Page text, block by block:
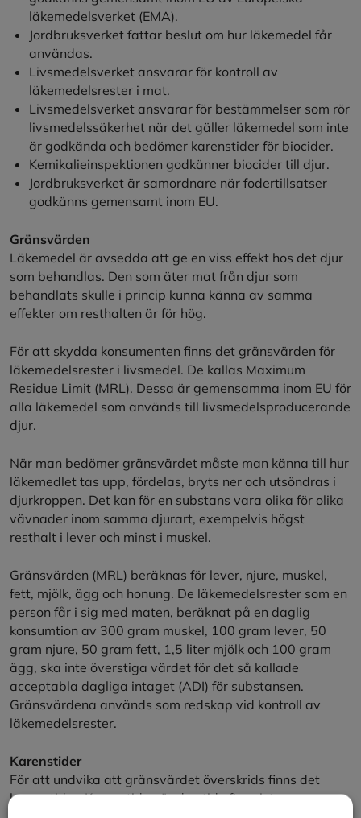
läkemedelsverket (EMA).
Jordbruksverket fattar beslut om hur läkemedel får
användas.
Livsmedelsverket ansvarar för kontroll av
läkemedelsrester i mat.
Livsmedelsverket ansvarar för bestämmelser som rör
livsmedelssäkerhet när det gäller läkemedel som inte
är godkända och bedömer karenstider för biocider.
Kemikalieinspektionen godkänner biocider till djur.
Jordbruksverket är samordnare när fodertillsatser
godkänns gemensamt inom EU.
Gränsvärden
Läkemedel är avsedda att ge en viss effekt hos det djur
som behandlas. Den som äter mat från djur som
behandlats skulle i princip kunna känna av samma
effekter om resthalten är för hög.
För att skydda konsumenten finns det gränsvärden för
läkemedelsrester i livsmedel. De kallas Maximum
Residue Limit (MRL). Dessa är gemensamma inom EU för
alla läkemedel som används till livsmedelsproducerande
djur.
När man bedömer gränsvärdet måste man känna till hur
läkemedlet tas upp, fördelas, bryts ner och utsöndras i
djurkroppen. Det kan för en substans vara olika för olika
vävnader inom samma djurart, exempelvis högst
resthalt i lever och minst i muskel.
Gränsvärden (MRL) beräknas för lever, njure, muskel,
fett, mjölk, ägg och honung. De läkemedelsrester som en
person får i sig med maten, beräknat på en daglig
konsumtion av 300 gram muskel, 100 gram lever, 50
gram njure, 50 gram fett, 1,5 liter mjölk och 100 gram
ägg, ska inte överstiga värdet för det så kallade
acceptabla dagliga intaget (ADI) för substansen.
Gränsvärdena används som redskap vid kontroll av
läkemedelsrester.
Karenstider
För att undvika att gränsvärdet överskrids finns det
karenstider. Karenstiden är den tid efter sista